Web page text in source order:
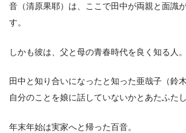
音（清原果耶）は、ここで田中が両親と面識
す。
しかも彼は、父と母の青春時代を良く知る人。
田中と知り合いになったと知った亜哉子（鈴
自分のことを娘に話していないかとあたふたし
年末年始は実家へと帰った百音。